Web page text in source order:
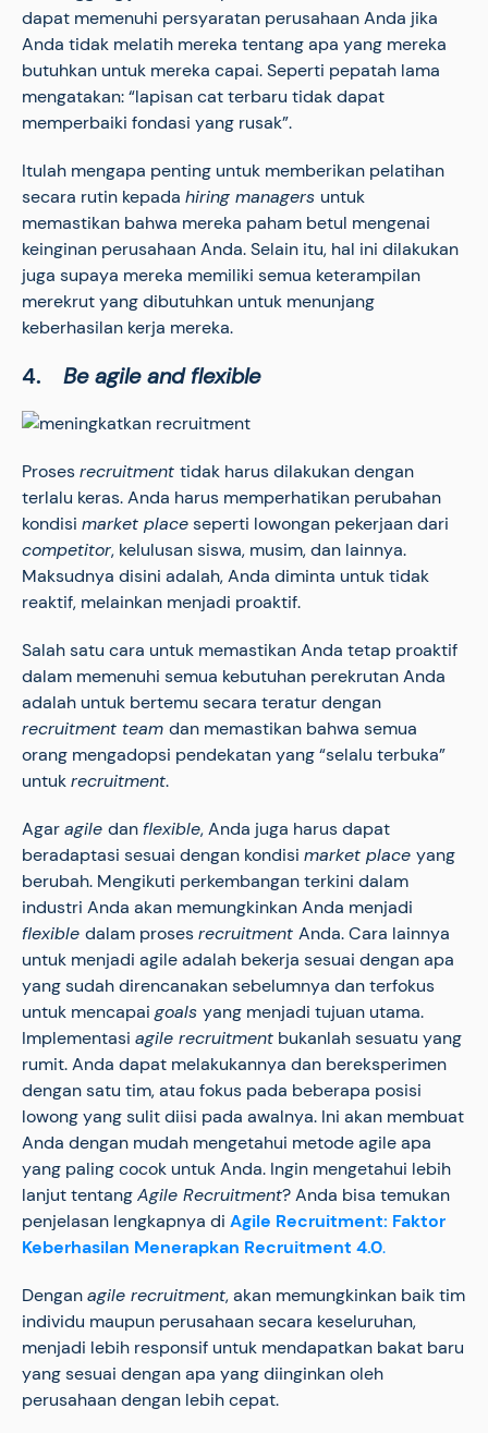
dapat memenuhi persyaratan perusahaan Anda jika
Anda tidak melatih mereka tentang apa yang mereka
butuhkan untuk mereka capai. Seperti pepatah lama
mengatakan: “lapisan cat terbaru tidak dapat
memperbaiki fondasi yang rusak”.
Itulah mengapa penting untuk memberikan pelatihan
secara rutin kepada hiring managers untuk
memastikan bahwa mereka paham betul mengenai
keinginan perusahaan Anda. Selain itu, hal ini dilakukan
juga supaya mereka memiliki semua keterampilan
merekrut yang dibutuhkan untuk menunjang
keberhasilan kerja mereka.
4. Be agile and flexible
Prosesrecruitment tidak harus dilakukan dengan
terlalu keras. Anda harus memperhatikan perubahan
kondisi market placeseperti lowongan pekerjaan dari
competitor, kelulusan siswa, musim, dan lainnya.
Maksudnya disini adalah, Anda diminta untuk tidak
reaktif, melainkan menjadi proaktif.
Salah satu cara untuk memastikan Anda tetap proaktif
dalam memenuhi semua kebutuhan perekrutan Anda
adalah untuk bertemu secara teratur dengan
recruitment team dan memastikan bahwa semua
orang mengadopsi pendekatan yang “selalu terbuka”
untukrecruitment.
Agaragile dan flexible, Anda juga harus dapat
beradaptasi sesuai dengan kondisi market place yang
berubah. Mengikuti perkembangan terkini dalam
industri Anda akan memungkinkan Anda menjadi
flexible dalam prosesrecruitment Anda. Cara lainnya
untuk menjadi agile adalah bekerja sesuai dengan apa
yang sudah direncanakan sebelumnya dan terfokus
untuk mencapai goals yang menjadi tujuan utama.
Implementasi agile recruitment bukanlah sesuatu yang
rumit. Anda dapat melakukannya dan bereksperimen
dengan satu tim, atau fokus pada beberapa posisi
lowong yang sulit diisi pada awalnya. Ini akan membuat
Anda dengan mudah mengetahui metode agile apa
yang paling cocok untuk Anda. Ingin mengetahui lebih
lanjut tentangAgile Recruitment? Anda bisa temukan
penjelasan lengkapnya di Agile Recruitment: Faktor
Keberhasilan Menerapkan Recruitment 4.0.
Denganagile recruitment, akan memungkinkan baik tim
individu maupun perusahaan secara keseluruhan,
menjadi lebih responsif untuk mendapatkan bakat baru
yang sesuai dengan apa yang diinginkan oleh
perusahaan dengan lebih cepat.